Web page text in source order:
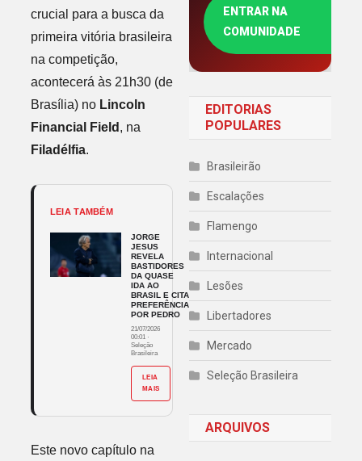
crucial para a busca da
primeira vitória brasileira
na competição,
acontecerá às 21h30 (de
Brasília) no Lincoln
Financial Field , na
Filadélfia.
LEIA TAMBÉM
JORGE
JESUS
REVELA
BASTIDORES
DA QUASE
IDA AO
BRASIL E CITA
PREFERÊNCIA
POR PEDRO
21/07/2026
00:01 ·
Seleção
Brasileira
LEIA
MAIS
Este novo capítulo na
ENTRAR NA
COMUNIDADE
EDITORIAS
POPULARES
Brasileirão
Escalações
Flamengo
Internacional
Lesões
Libertadores
Mercado
Seleção Brasileira
ARQUIVOS